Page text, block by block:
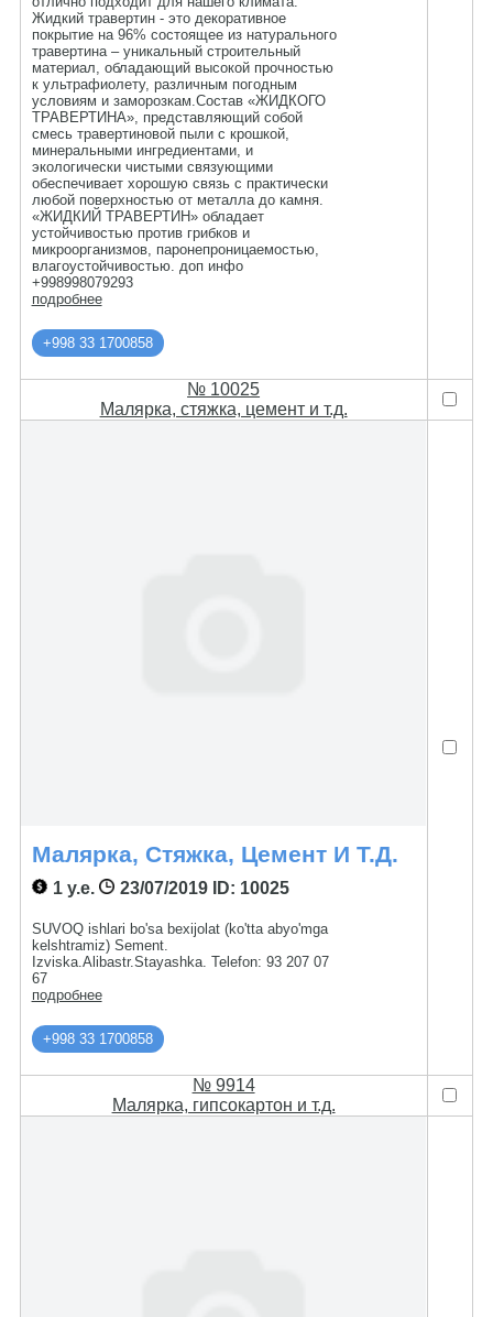
Жидкий травертин - это декоративное
покрытие на 96% состоящее из натурального
травертина – уникальный строительный
материал, обладающий высокой прочностью
к ультрафиолету, различным погодным
условиям и заморозкам.Состав «ЖИДКОГО
ТРАВЕРТИНА», представляющий собой
смесь травертиновой пыли с крошкой,
минеральными ингредиентами, и
экологически чистыми связующими
обеспечивает хорошую связь с практически
любой поверхностью от металла до камня.
«ЖИДКИЙ ТРАВЕРТИН» обладает
устойчивостью против грибков и
микроорганизмов, паронепроницаемостью,
влагоустойчивостью. доп инфо
+998998079293
подробнее
+998 33 1700858
№ 10025
Малярка, стяжка, цемент и т.д.
Малярка, Стяжка, Цемент И Т.д.
1 у.е. 23/07/2019ID: 10025
SUVOQ ishlari bo'sa bexijolat (ko'tta abyo'mga
kelshtramiz) Sement.
Izviska.Alibastr.Stayashka. Telefon: 93 207 07
67
подробнее
+998 33 1700858
№ 9914
Малярка, гипсокартон и т.д.